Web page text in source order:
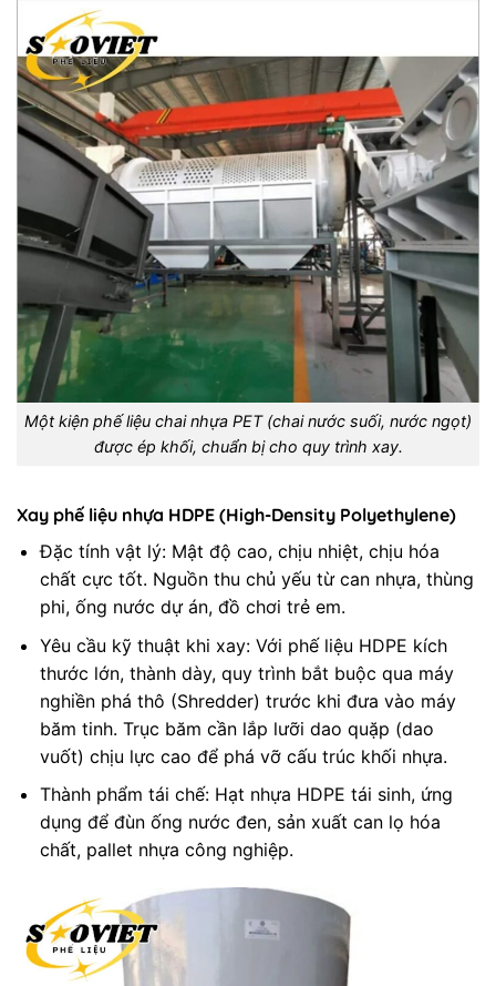
Một kiện phế liệu chai nhựa PET (chai nước suối, nước ngọt)
được ép khối, chuẩn bị cho quy trình xay.
Xay phế liệu nhựa HDPE (High-Density Polyethylene)
Đặc tính vật lý: Mật độ cao, chịu nhiệt, chịu hóa
chất cực tốt. Nguồn thu chủ yếu từ can nhựa, thùng
phi, ống nước dự án, đồ chơi trẻ em.
Yêu cầu kỹ thuật khi xay: Với phế liệu HDPE kích
thước lớn, thành dày, quy trình bắt buộc qua máy
nghiền phá thô (Shredder) trước khi đưa vào máy
băm tinh. Trục băm cần lắp lưỡi dao quặp (dao
vuốt) chịu lực cao để phá vỡ cấu trúc khối nhựa.
Thành phẩm tái chế: Hạt nhựa HDPE tái sinh, ứng
dụng để đùn ống nước đen, sản xuất can lọ hóa
chất, pallet nhựa công nghiệp.